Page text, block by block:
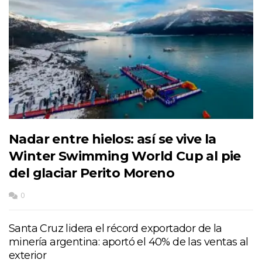
Nadar entre hielos: así se vive la
Winter Swimming World Cup al pie
del glaciar Perito Moreno
0
Santa Cruz lidera el récord exportador de la
minería argentina: aportó el 40% de las ventas al
exterior